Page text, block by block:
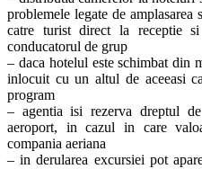
problemele legate de amplasarea
catre turist direct la receptie
conducatorul de grup
– daca hotelul este schimbat din
inlocuit cu un altul de aceeasi
program
– agentia isi rezerva dreptul
aeroport, in cazul in care
compania aeriana
– in derularea excursiei pot